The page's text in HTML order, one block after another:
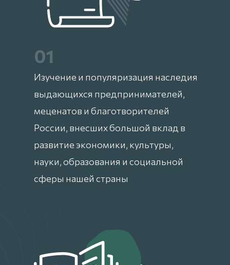
01
Изучение и популяризация наследия
выдающихся предпринимателей,
меценатов и благотворителей
России, внесших большой вклад в
развитие экономики, культуры,
науки, образования и социальной
сферы нашей страны